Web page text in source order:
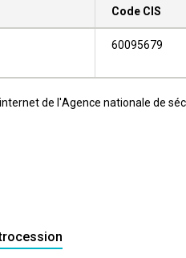
Code CIS
60095679
de l'Agence nationale de